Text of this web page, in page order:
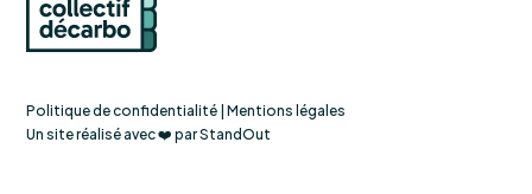
Politique de confidentialité |Mentions légales
Un site réalisé avec ❤️ parStandOut